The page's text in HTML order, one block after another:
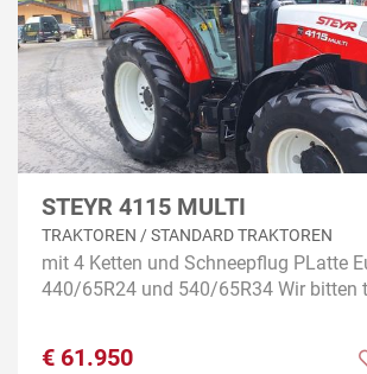
STEYR 4115 MULTI
TRAKTOREN / STANDARD TRAKTOREN
mit 4 Ketten und Schneepflug PLatte
440/65R24 und 540/65R34 Wir bitten
€ 61.950